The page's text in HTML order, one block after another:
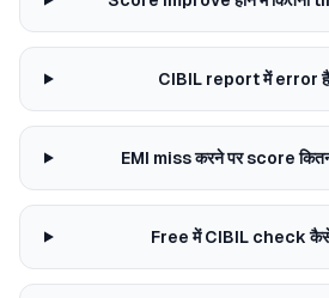
CIBIL report में error है
EMI miss करने पर score
Free में CIBIL check